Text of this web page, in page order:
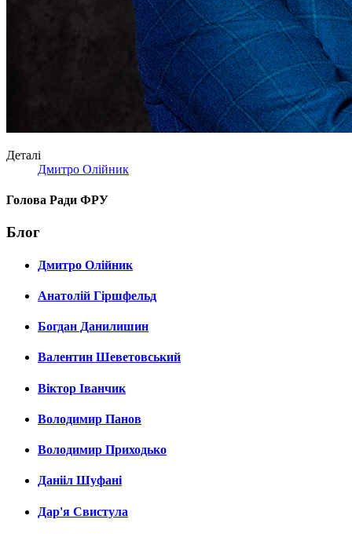
Деталі
Дмитро Олійник
Голова Ради ФРУ
Блог
Дмитро Олійник
Анатолій Гіршфельд
Богдан Данилишин
Валентин Шеветовський
Віктор Іванчик
Володимир Панов
Володимир Приходько
Данііл Шуфані
Дар'я Свистула